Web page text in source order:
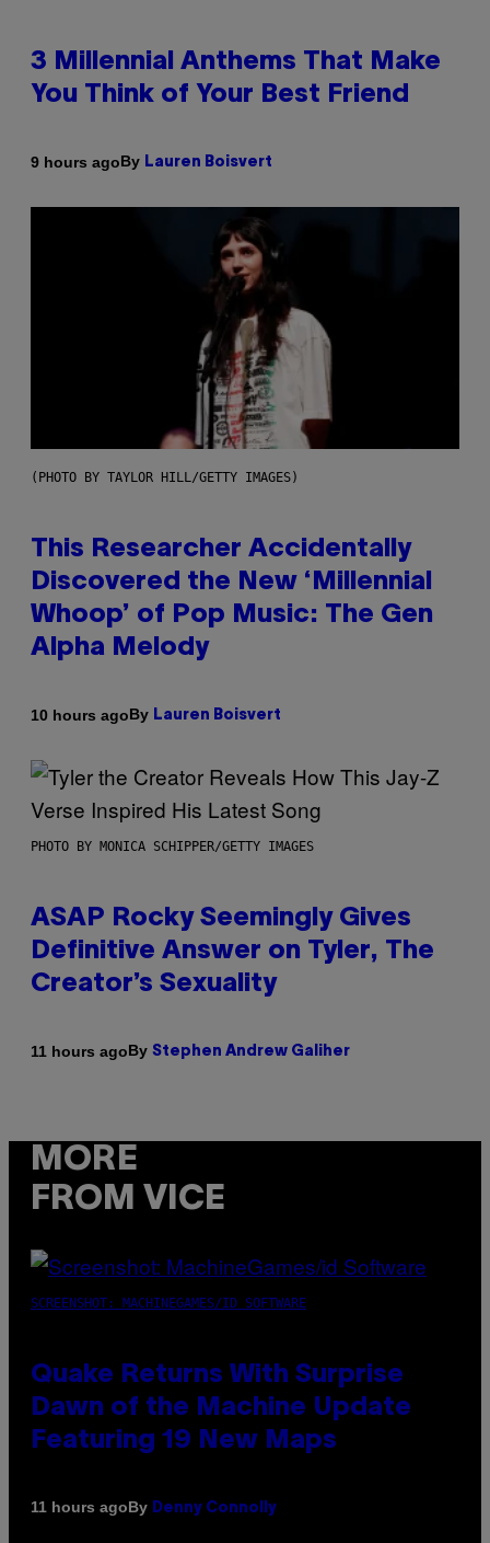
3 Millennial Anthems That Make
You Think of Your Best Friend
9 hours agoBy Lauren Boisvert
(PHOTO BY TAYLOR HILL/GETTY IMAGES)
This Researcher Accidentally
Discovered the New ‘Millennial
Whoop’ of Pop Music: The Gen
Alpha Melody
10 hours agoBy Lauren Boisvert
PHOTO BY MONICA SCHIPPER/GETTY IMAGES
ASAP Rocky Seemingly Gives
Definitive Answer on Tyler, The
Creator’s Sexuality
11 hours agoBy Stephen Andrew Galiher
MORE
FROM VICE
SCREENSHOT: MACHINEGAMES/ID SOFTWARE
Quake Returns With Surprise
Dawn of the Machine Update
Featuring 19 New Maps
11 hours agoBy Denny Connolly